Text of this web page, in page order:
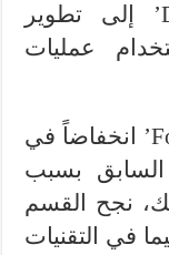
والتكبير، بينما ستسعى ‘DDIs’ إلى تطوير
عمليات
كما شهد قسم ‘Foundry Business’ انخفاضاً في
السابق بسبب
نجح القسم
في التقنيات